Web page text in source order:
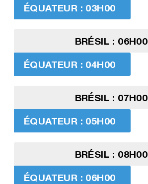
ÉQUATEUR : 03H00
BRÉSIL : 06H00
ÉQUATEUR : 04H00
BRÉSIL : 07H00
ÉQUATEUR : 05H00
BRÉSIL : 08H00
ÉQUATEUR : 06H00